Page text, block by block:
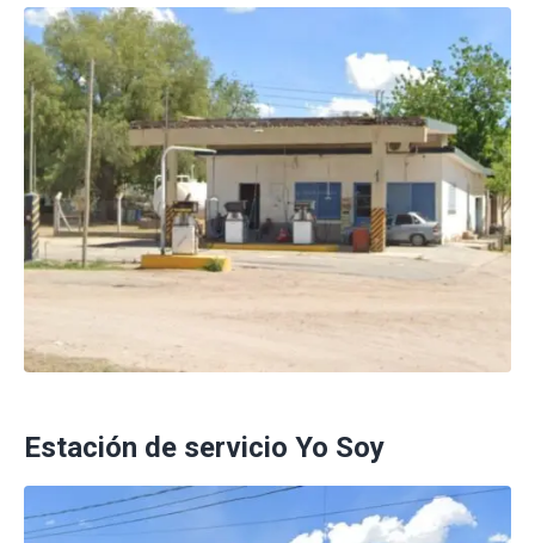
Estación de servicio Yo Soy